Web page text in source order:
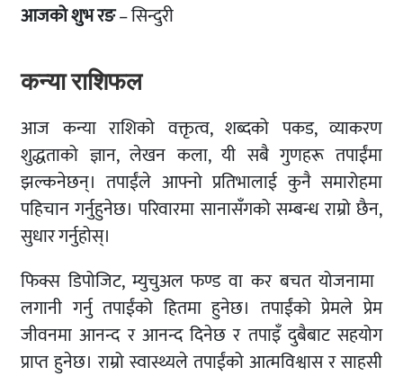
आजको शुभ रङ– सिन्दुरी
कन्या राशिफल
आज कन्या राशिको वक्तृत्व, शब्दको पकड, व्याकरण
शुद्धताको ज्ञान, लेखन कला, यी सबै गुणहरू तपाईंमा
झल्कनेछन्। तपाईंले आफ्नो प्रतिभालाई कुनै समारोहमा
पहिचान गर्नुहुनेछ। परिवारमा सानासँगको सम्बन्ध राम्रो छैन,
सुधार गर्नुहोस्।
फिक्स डिपोजिट, म्युचुअल फण्ड वा कर बचत योजनामा ​​
लगानी गर्नु तपाईंको हितमा हुनेछ। तपाईंको प्रेमले प्रेम
जीवनमा आनन्द र आनन्द दिनेछ र तपाइँ दुबैबाट सहयोग
प्राप्त हुनेछ। राम्रो स्वास्थ्यले तपाईंको आत्मविश्वास र साहसी